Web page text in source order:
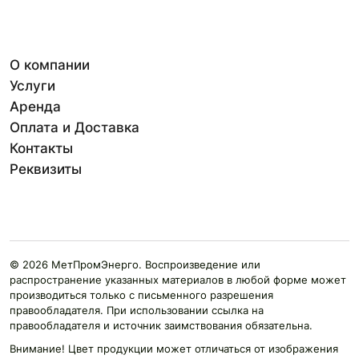
О компании
Услуги
Аренда
Оплата и Доставка
Контакты
Реквизиты
© 2026 МетПромЭнерго. Воспроизведение или
распространение указанных материалов в любой форме может
производиться только с письменного разрешения
правообладателя. При использовании ссылка на
правообладателя и источник заимствования обязательна.
Внимание! Цвет продукции может отличаться от изображения